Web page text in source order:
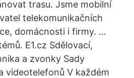
trasu. Jsme mobilní
telekomunikačních
domácnosti i firmy. …
E1.cz Sdělovací,
a zvonky Sady
videotelefonů V každém